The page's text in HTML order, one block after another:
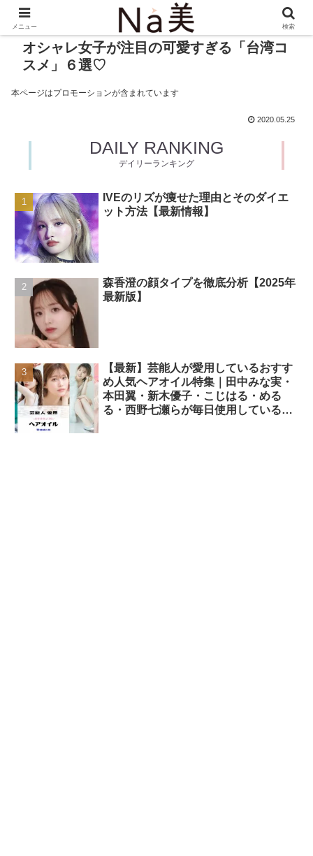
オシャレ女子が注目の可愛すぎる「台湾コ
スメ」６選♡
本ページはプロモーションが含まれています
2020.05.25
DAILY RANKING
デイリーランキング
IVEのリズが痩せた理由とそのダイエ
ット方法【最新情報】
森香澄の顔タイプを徹底分析【2025年
最新版】
【最新】芸能人が愛用しているおすす
め人気ヘアオイル特集｜田中みな実・
本田翼・新木優子・こじはる・める
る・西野七瀬らが毎日使用しているヘ
メニュー 検索